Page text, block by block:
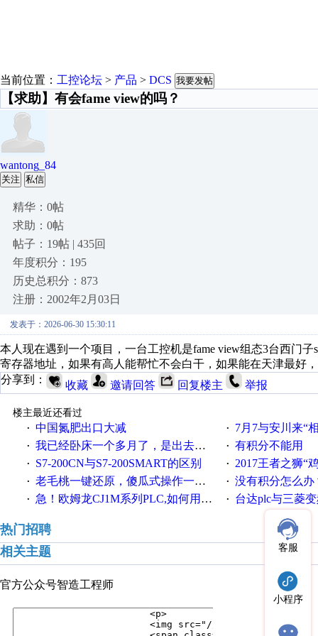
当前位置： 工控论坛 > 产品 > DCS 我要发帖
【求助】有会fame view的吗？
wantong_84
关注 私信
精华：0帖
求助：0帖
帖子：19帖 | 435回
年度积分：195
历史总积分：873
注册：2002年2月03日
发表于：2026-06-30 15:30:11
本人现在遇到一个项目，一台工控机是fame view组态3台西门
寄存器地址，如果有高人能帮忙不会白干，如果能在天津最好
分享到：
收藏 邀请回答 回复楼主 举报
楼主最近还看过
· 中国氮肥出口大减 · 7月7与安川来“
· 我已经卧床一个多月了，是出去安装机械手在高速遭遇车祸所致:大家工作都要特别注意啊 · 有积分不能用
· S7-200CN与S7-200SMART的区别 · 2017王者之狮“鸡”情签到
· 老毛桃一键还原，傻瓜式操作一键轻松备份还原；程序为向导式安装，一键即可实现自动备份或还原系统。 · 没有积分怎么办
· 急！欧姆龙CJ1M系列PLC,如何用时间控制变频器。要求时间在组态王中可以自由输入！拜托各位大神了！ · 台达plc与三菱
热门招聘
相关主题
官方公众号智造工程师
客服
小程序